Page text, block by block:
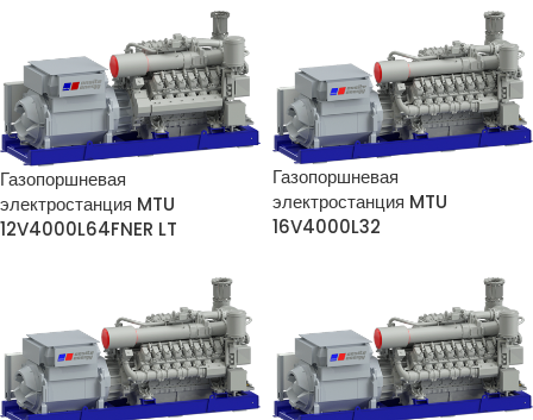
Газопоршневая
электростанция MTU
12V4000L64FNER LT
Газопоршневая
электростанция MTU
16V4000L32